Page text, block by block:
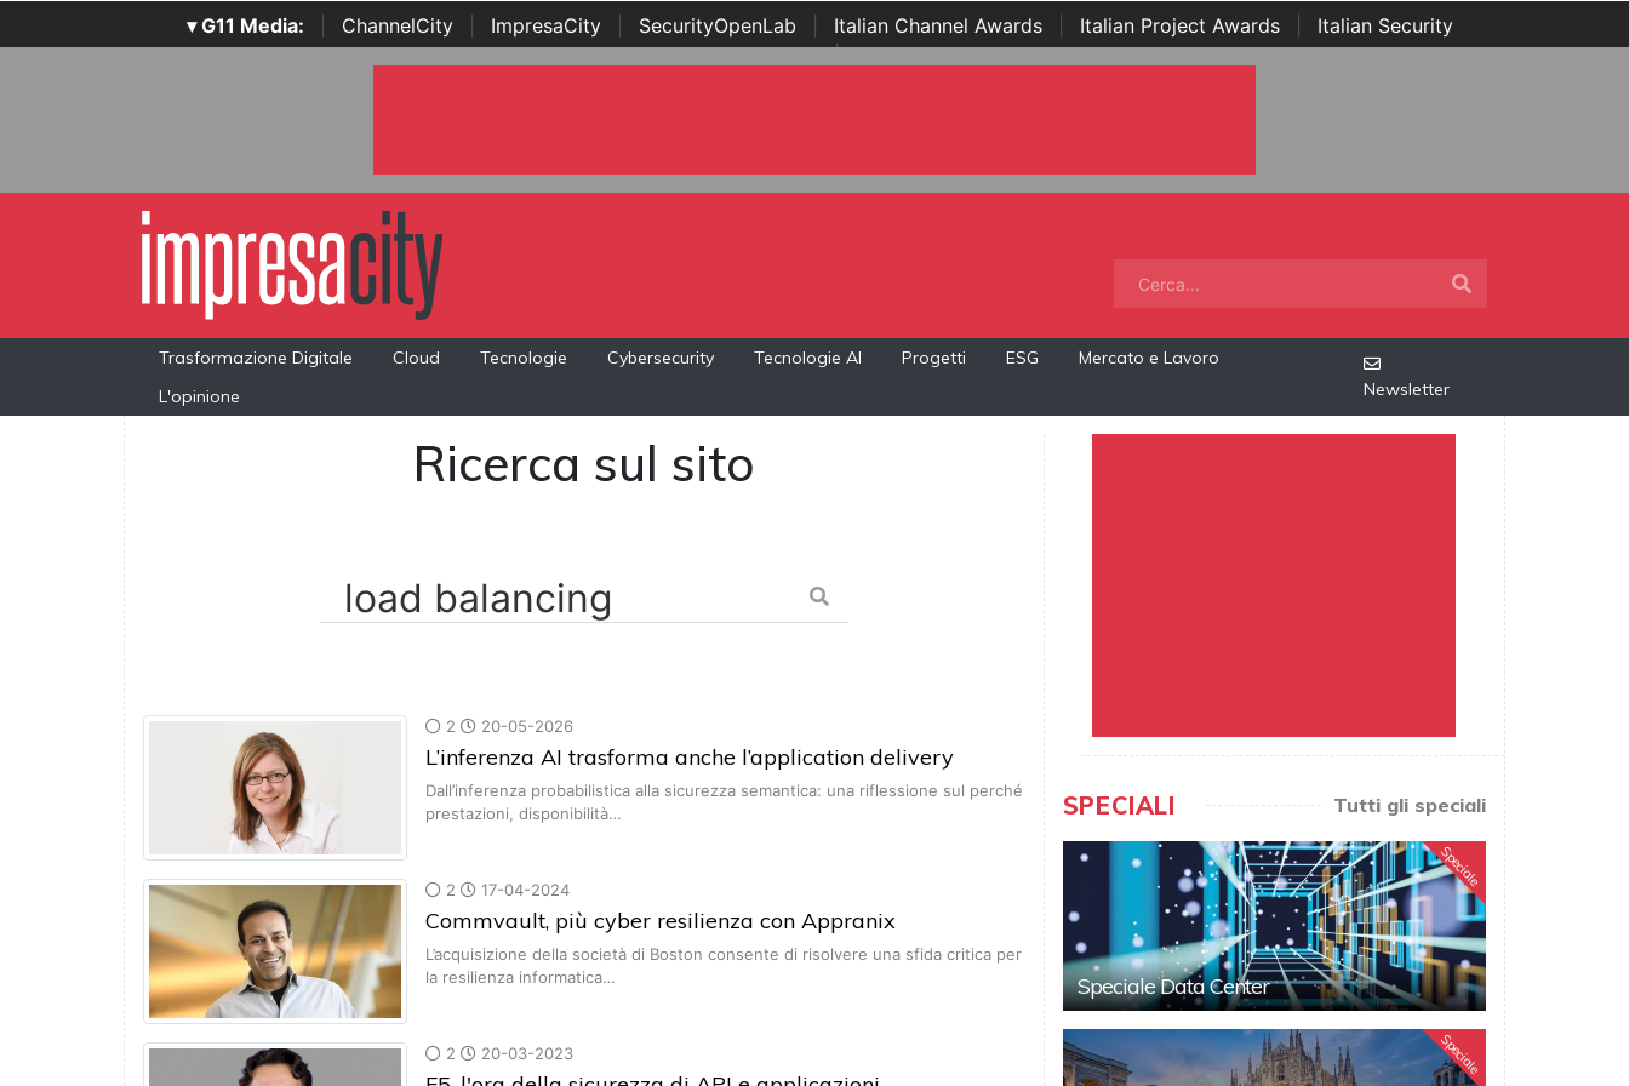
▾ G11 Media: ChannelCity ImpresaCity SecurityOpenLab Italian Channel Awards Italian Project Awards
Italian Security
Awards | ...
Trasformazione Digitale Cloud Tecnologie Cybersecurity Tecnologie AI Progetti ESG
Mercato e Lavoro
L'opinione
Newsletter
Ricerca sul sito
2 20-05-2026
L’inferenza AI trasforma anche l’application delivery
Dall’inferenza probabilistica alla sicurezza semantica: una riflessione sul perché
prestazioni, disponibilità…
2 17-04-2024
Commvault, più cyber resilienza con Appranix
L’acquisizione della società di Boston consente di risolvere una sfida critica per
la resilienza informatica…
2 20-03-2023
SPECIALI Tutti gli speciali
Speciale
Speciale Data Center
Speciale